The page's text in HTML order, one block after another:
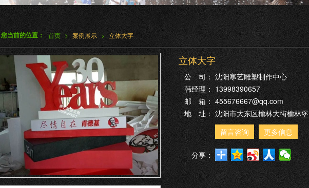
您当前的位置： 首页 > 案例展示 > 立体大字
立体大字
公 司： 沈阳寒艺雕塑制作中心
韩经理： 13998390657
邮 箱： 455676667@qq.com
地 址： 沈阳市大东区榆林大街榆林堡
留言咨询
更多信息
分享：